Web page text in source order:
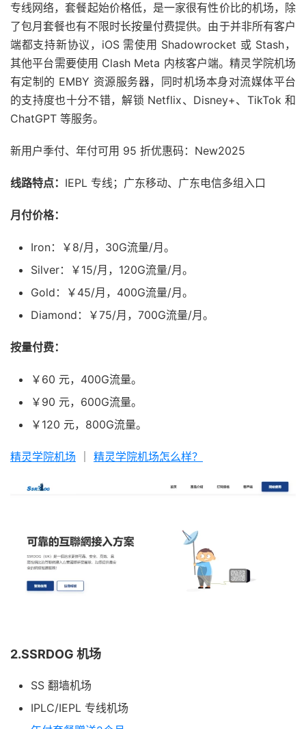
专线网络，套餐起始价格低，是一家很有性价比的机场，除
了包月套餐也有不限时长按量付费提供。由于并非所有客户
端都支持新协议，iOS 需使用 Shadowrocket 或 Stash，
其他平台需要使用 Clash Meta 内核客户端。精灵学院机场
有定制的 EMBY 资源服务器，同时机场本身对流媒体平台
的支持度也十分不错，解锁 Netflix、Disney+、TikTok 和
ChatGPT 等服务。
新用户季付、年付可用 95 折优惠码：New2025
线路特点： IEPL 专线；广东移动、广东电信多组入口
月付价格：
Iron：￥8/月，30G流量/月。
Silver：￥15/月，120G流量/月。
Gold：￥45/月，400G流量/月。
Diamond：￥75/月，700G流量/月。
按量付费：
￥60 元，400G流量。
￥90 元，600G流量。
￥120 元，800G流量。
精灵学院机场 精灵学院机场怎么样？
2.SSRDOG 机场
SS 翻墙机场
IPLC/IEPL 专线机场